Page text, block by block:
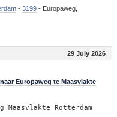
- 3199- Europaweg,
29 July 2026
Europaweg te Maasvlakte
Maasvlakte Rotterdam